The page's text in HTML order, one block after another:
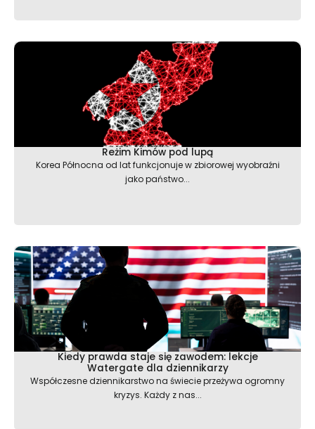
Reżim Kimów pod lupą
Korea Północna od lat funkcjonuje w zbiorowej wyobraźni
jako państwo...
Kiedy prawda staje się zawodem: lekcje
Watergate dla dziennikarzy
Współczesne dziennikarstwo na świecie przeżywa ogromny
kryzys. Każdy z nas...